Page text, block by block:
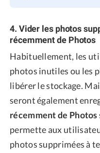
4. Vider les photos
récemment de Photos
Habituellement, les
photos inutiles ou les
libérer le stockage.
seront également
récemment de Photos
permette aux
photos supprimées à